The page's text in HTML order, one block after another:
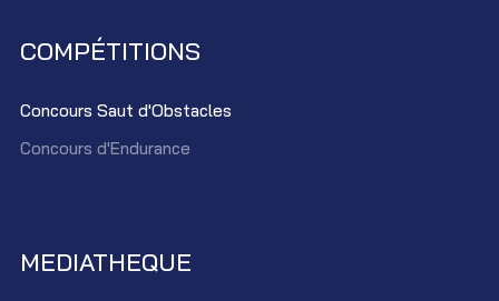
COMPÉTITIONS
Concours Saut d'Obstacles
Concours d'Endurance
MEDIATHEQUE